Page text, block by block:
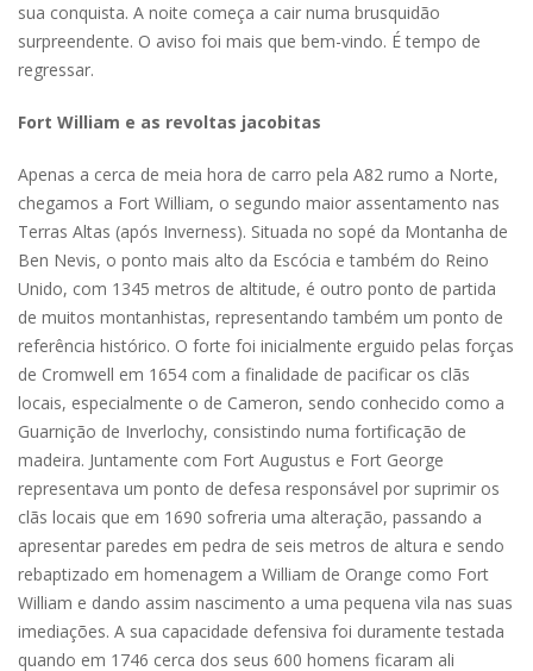
sua conquista. A noite começa a cair numa brusquidão
surpreendente. O aviso foi mais que bem-vindo. É tempo de
regressar.
Fort William e as revoltas jacobitas
Apenas a cerca de meia hora de carro pela A82 rumo a Norte,
chegamos a Fort William, o segundo maior assentamento nas
Terras Altas (após Inverness). Situada no sopé da Montanha de
Ben Nevis, o ponto mais alto da Escócia e também do Reino
Unido, com 1345 metros de altitude, é outro ponto de partida
de muitos montanhistas, representando também um ponto de
referência histórico. O forte foi inicialmente erguido pelas forças
de Cromwell em 1654 com a finalidade de pacificar os clãs
locais, especialmente o de Cameron, sendo conhecido como a
Guarnição de Inverlochy, consistindo numa fortificação de
madeira. Juntamente com Fort Augustus e Fort George
representava um ponto de defesa responsável por suprimir os
clãs locais que em 1690 sofreria uma alteração, passando a
apresentar paredes em pedra de seis metros de altura e sendo
rebaptizado em homenagem a William de Orange como Fort
William e dando assim nascimento a uma pequena vila nas suas
imediações. A sua capacidade defensiva foi duramente testada
quando em 1746 cerca dos seus 600 homens ficaram ali